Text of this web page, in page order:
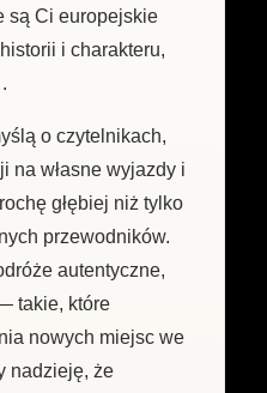
są Ci europejskie
i charakteru,
.
o czytelnikach,
na własne wyjazdy i
głębiej niż tylko
przewodników.
autentyczne,
takie, które
nowych miejsc we
nadzieję, że